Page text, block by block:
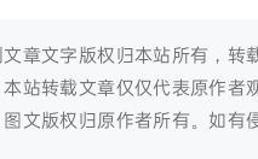
章文字版权归本站所有，转
站转载文章仅仅代表原作者
文版权归原作者所有。如有